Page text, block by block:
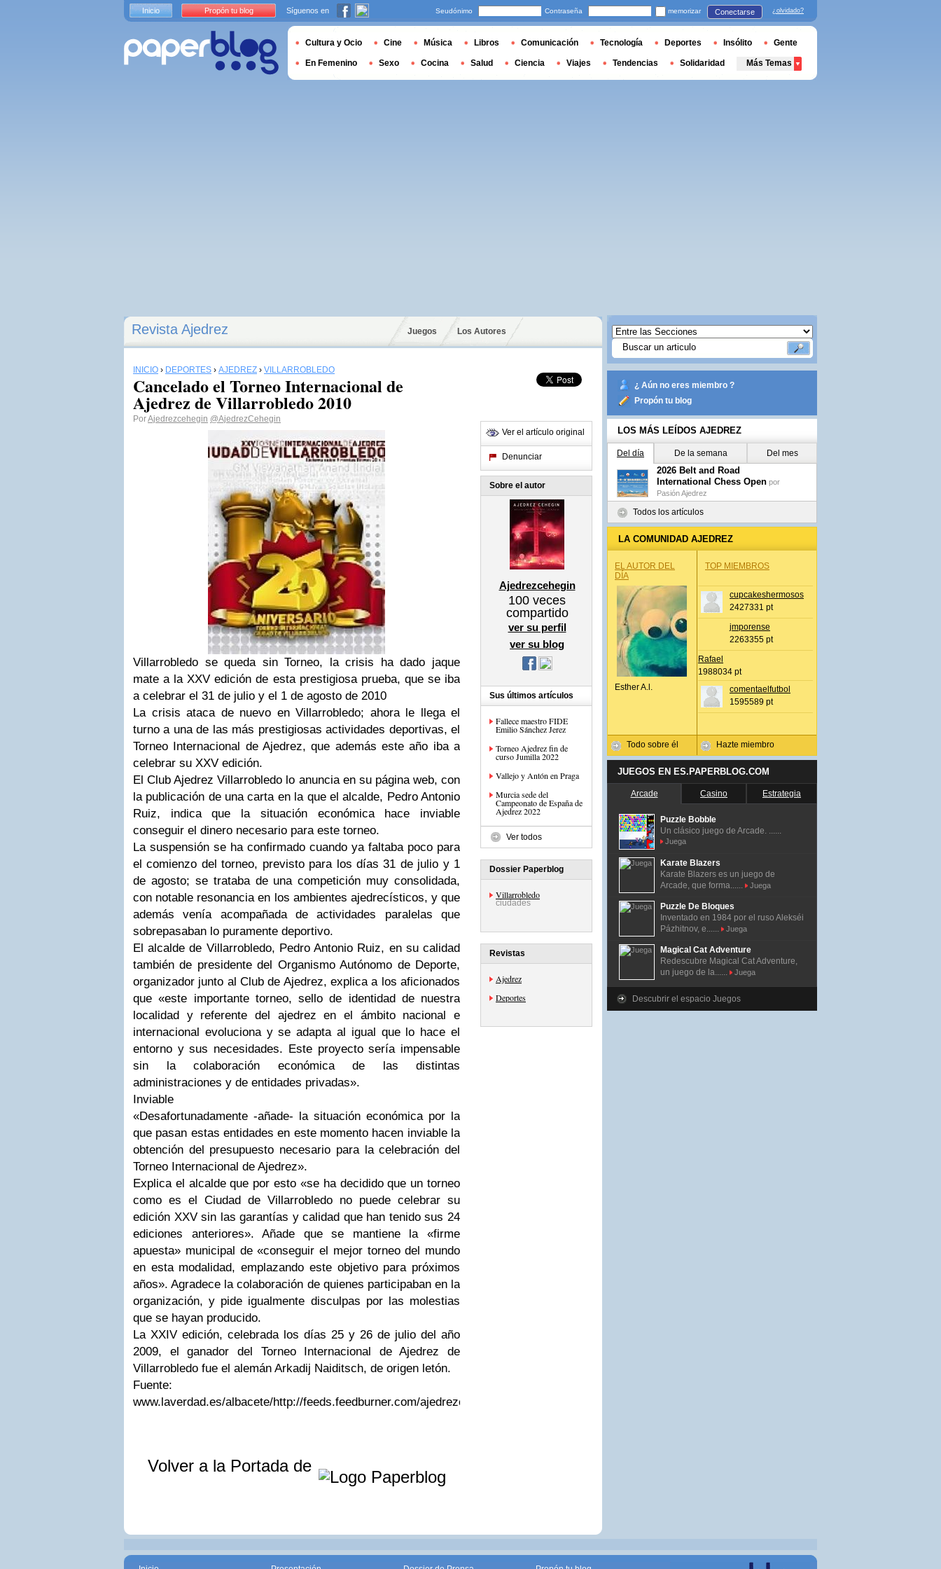
Revista Ajedrez Juegos Los Autores
INICIO › DEPORTES › AJEDREZ › VILLARROBLEDO
Cancelado el Torneo Internacional de
Ajedrez de Villarrobledo 2010
PorAjedrezcehegin @AjedrezCehegin
Villarrobledo se queda sin Torneo, la crisis ha dado jaque
mate a la XXV edición de esta prestigiosa prueba, que se iba
a celebrar el 31 de julio y el 1 de agosto de 2010
La crisis ataca de nuevo en Villarrobledo; ahora le llega el
turno a una de las más prestigiosas actividades deportivas, el
Torneo Internacional de Ajedrez, que además este año iba a
celebrar su XXV edición.
El Club Ajedrez Villarrobledo lo anuncia en su página web, con
la publicación de una carta en la que el alcalde, Pedro Antonio
Ruiz, indica que la situación económica hace inviable
conseguir el dinero necesario para este torneo.
La suspensión se ha confirmado cuando ya faltaba poco para
el comienzo del torneo, previsto para los días 31 de julio y 1
de agosto; se trataba de una competición muy consolidada,
con notable resonancia en los ambientes ajedrecísticos, y que
además venía acompañada de actividades paralelas que
sobrepasaban lo puramente deportivo.
El alcalde de Villarrobledo, Pedro Antonio Ruiz, en su calidad
también de presidente del Organismo Autónomo de Deporte,
organizador junto al Club de Ajedrez, explica a los aficionados
que «este importante torneo, sello de identidad de nuestra
localidad y referente del ajedrez en el ámbito nacional e
internacional evoluciona y se adapta al igual que lo hace el
entorno y sus necesidades. Este proyecto sería impensable
sin la colaboración económica de las distintas
administraciones y de entidades privadas».
Inviable
«Desafortunadamente -añade- la situación económica por la
que pasan estas entidades en este momento hacen inviable la
obtención del presupuesto necesario para la celebración del
Torneo Internacional de Ajedrez».
Explica el alcalde que por esto «se ha decidido que un torneo
como es el Ciudad de Villarrobledo no puede celebrar su
edición XXV sin las garantías y calidad que han tenido sus 24
ediciones anteriores». Añade que se mantiene la «firme
apuesta» municipal de «conseguir el mejor torneo del mundo
en esta modalidad, emplazando este objetivo para próximos
años». Agradece la colaboración de quienes participaban en la
organización, y pide igualmente disculpas por las molestias
que se hayan producido.
La XXIV edición, celebrada los días 25 y 26 de julio del año
2009, el ganador del Torneo Internacional de Ajedrez de
Villarrobledo fue el alemán Arkadij Naiditsch, de origen letón.
Fuente:
www.laverdad.es/albacete/http://feeds.feedburner.com/ajedrezcehegin
Volver a la Portada de
Ver el artículo original
Denunciar
Sobre el autor
Ajedrezcehegin
100 veces
compartido
ver su perfil
ver su blog
Sus últimos artículos
Fallece maestro FIDE
Emilio Sánchez Jerez
Torneo Ajedrez fin de
curso Jumilla 2022
Vallejo y Antón en Praga
Murcia sede del
Campeonato de España de
Ajedrez 2022
Ver todos
Dossier Paperblog
Villarrobledo
ciudades
Revistas
Ajedrez
Deportes
¿ Aún no eres miembro ?
Propón tu blog
LOS MÁS LEÍDOS AJEDREZ
Del día De la semana Del mes
2026 Belt and Road
International Chess Open por
Pasión Ajedrez
Todos los artículos
LA COMUNIDAD AJEDREZ
EL AUTOR DEL
DÍA
Esther A.l.
Todo sobre él
TOP MIEMBROS
cupcakeshermosos
2427331 pt
jmporense
2263355 pt
Rafael
1988034 pt
comentaelfutbol
1595589 pt
Hazte miembro
JUEGOS EN ES.PAPERBLOG.COM
Arcade Casino Estrategia
Puzzle Bobble
Un clásico juego de Arcade. ......
Juega
Karate Blazers
Karate Blazers es un juego de
Arcade, que forma......
Juega
Puzzle De Bloques
Inventado en 1984 por el ruso Alekséi
Pázhitnov, e......
Juega
Magical Cat Adventure
Redescubre Magical Cat Adventure,
un juego de la......
Juega
Descubrir el espacio Juegos
Inicio Propón tu blog Síguenos en Seudónimo Contraseña memorizar Conectarse ¿olvidado?
Cultura y Ocio Cine Música Libros Comunicación Tecnología Deportes Insólito Gente
En Femenino Sexo Cocina Salud Ciencia Viajes Tendencias Solidaridad Más Temas